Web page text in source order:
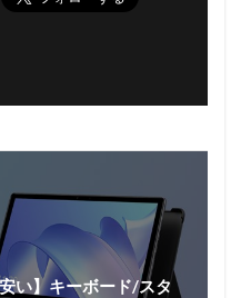
い】キーボード/スタ